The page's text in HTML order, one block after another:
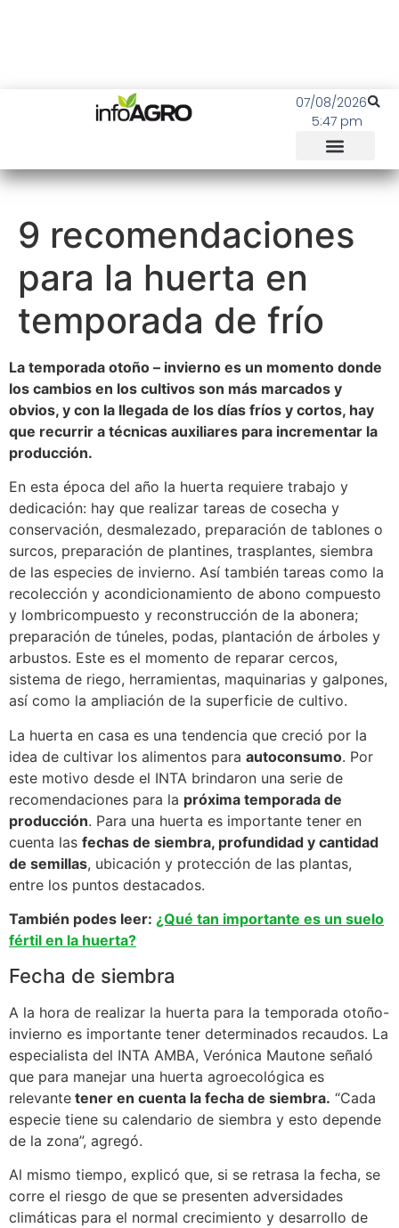
07/08/2026
5:47 pm
9 recomendaciones
para la huerta en
temporada de frío
La temporada otoño – invierno es un momento donde
los cambios en los cultivos son más marcados y
obvios, y con la llegada de los días fríos y cortos, hay
que recurrir a técnicas auxiliares para incrementar la
producción.
En esta época del año la huerta requiere trabajo y
dedicación: hay que realizar tareas de cosecha y
conservación, desmalezado, preparación de tablones o
surcos, preparación de plantines, trasplantes, siembra
de las especies de invierno. Así también tareas como la
recolección y acondicionamiento de abono compuesto
y lombricompuesto y reconstrucción de la abonera;
preparación de túneles, podas, plantación de árboles y
arbustos. Este es el momento de reparar cercos,
sistema de riego, herramientas, maquinarias y galpones,
así como la ampliación de la superficie de cultivo.
La huerta en casa es una tendencia que creció por la
idea de cultivar los alimentos para autoconsumo. Por
este motivo desde el INTA brindaron una serie de
recomendaciones para la próxima temporada de
producción. Para una huerta es importante tener en
cuenta las fechas de siembra, profundidad y cantidad
de semillas, ubicación y protección de las plantas,
entre los puntos destacados.
También podes leer: ¿Qué tan importante es un suelo
fértil en la huerta?
Fecha de siembra
A la hora de realizar la huerta para la temporada otoño-
invierno es importante tener determinados recaudos. La
especialista del INTA AMBA, Verónica Mautone señaló
que para manejar una huerta agroecológica es
relevante tener en cuenta la fecha de siembra. “Cada
especie tiene su calendario de siembra y esto depende
de la zona”, agregó.
Al mismo tiempo, explicó que, si se retrasa la fecha, se
corre el riesgo de que se presenten adversidades
climáticas para el normal crecimiento y desarrollo de